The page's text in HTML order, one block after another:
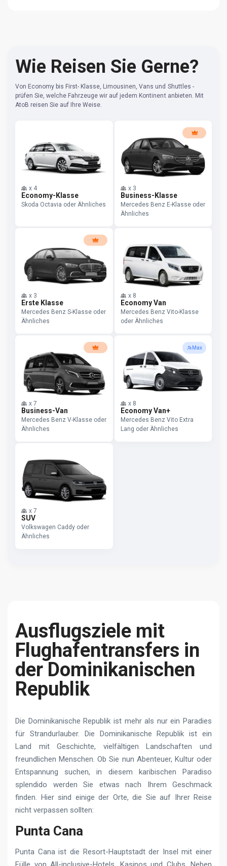
Wie Reisen Sie Gerne?
Von Economy bis First- Klasse, Limousinen, Vans und Shuttles -
prüfen Sie, welche Fahrzeuge wir auf jedem Kontinent anbieten. Mit
AtoB reisen Sie auf Ihre Weise.
x 4
Economy-Klasse
Skoda Octavia oder Ähnliches
x 3
Business-Klasse
Mercedes Benz E-Klasse oder
Ähnliches
x 3
Erste Klasse
Mercedes Benz S-Klasse oder
Ähnliches
x 8
Economy Van
Mercedes Benz Vito-Klasse
oder Ähnliches
x 7
Business-Van
Mercedes Benz V-Klasse oder
Ähnliches
Max
x 8
Economy Van+
Mercedes Benz Vito Extra
Lang oder Ähnliches
x 7
SUV
Volkswagen Caddy oder
Ähnliches
Ausflugsziele mit
Flughafentransfers in
der Dominikanischen
Republik
Die Dominikanische Republik ist mehr als nur ein Paradies
für Strandurlauber. Die Dominikanische Republik ist ein
Land mit Geschichte, vielfältigen Landschaften und
freundlichen Menschen. Ob Sie nun Abenteuer, Kultur oder
Entspannung suchen, in diesem karibischen Paradiso
splendido werden Sie etwas nach Ihrem Geschmack
finden. Hier sind einige der Orte, die Sie auf Ihrer Reise
nicht verpassen sollten:
Punta Cana
Punta Cana ist die Resort-Hauptstadt der Insel mit einer